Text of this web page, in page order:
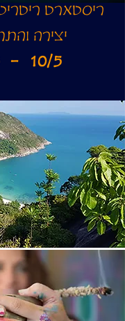
ריסטארט
יצירה
10/5 - 18/5